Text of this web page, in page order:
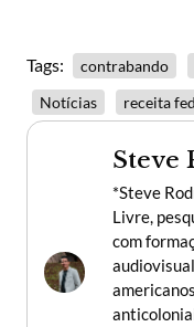
Tags: contrabando
Notícias
receita
Steve
*Steve
Livre,
com